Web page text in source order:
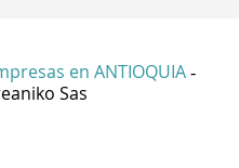
en ANTIOQUIA -
Sas